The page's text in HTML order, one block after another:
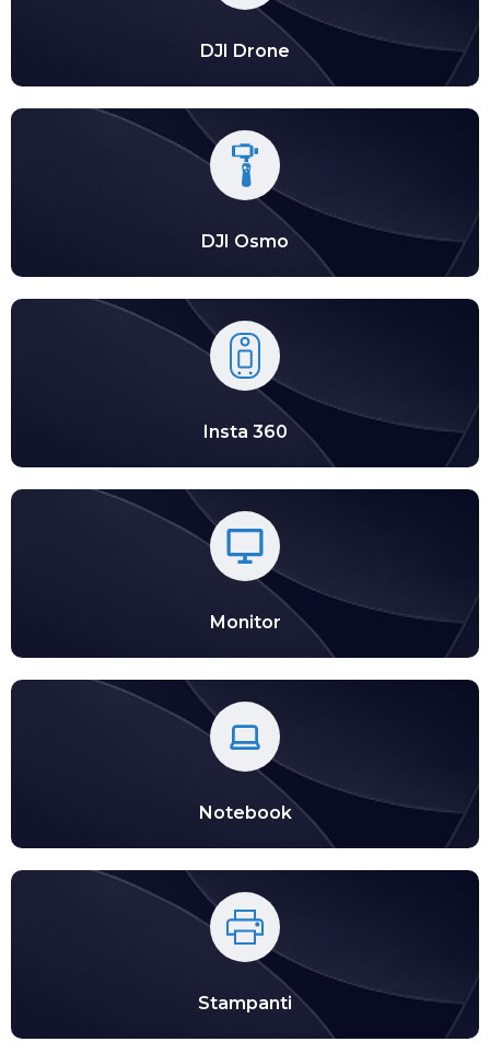
DJI Drone
DJI Osmo
Insta 360
Monitor
Notebook
Stampanti